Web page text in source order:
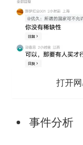
打开
事件分析